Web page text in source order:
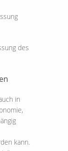
des
in
kann.